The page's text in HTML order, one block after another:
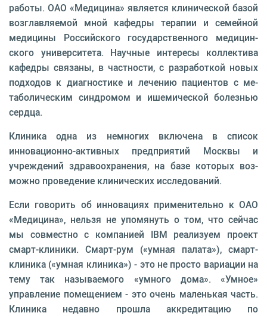
рабо­ты. ОАО «Медицина» является клинической базой
возглавляемой мной кафедры терапии и семейной
медицины Российского государственного медицин­
ского университета. Научные интересы коллектива
кафедры связаны, в частности, с разработкой новых
подходов к диагностике и лечению пациентов с ме­
таболическим синдромом и ишемической болезнью
сердца.
Клиника одна из немногих включена в список
инновационно-активных предприятий Москвы и
учреждений здравоохранения, на базе которых воз­
можно проведение клинических исследований.
Если говорить об инновациях применительно к ОАО
«Медицина», нельзя не упомянуть о том, что сейчас
мы совместно с компанией IBM реализуем проект
смарт-клиники. Смарт-рум («умная палата»), смарт-
клиника («умная клиника») - это не просто вариации на
тему так называемого «умного дома». «Умное»
управление помещением - это очень ма­ленькая часть.
Клиника недавно прошла аккредита­цию по